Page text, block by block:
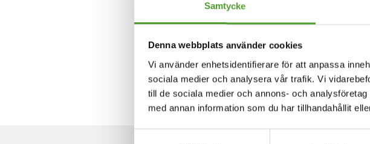
Samtycke
Denna webbplats använder cookies
Vi använder enhetsidentifierare för att anpassa
sociala medier och analysera vår trafik. Vi
till de sociala medier och annons- och
med annan information som du har tillhandahållit